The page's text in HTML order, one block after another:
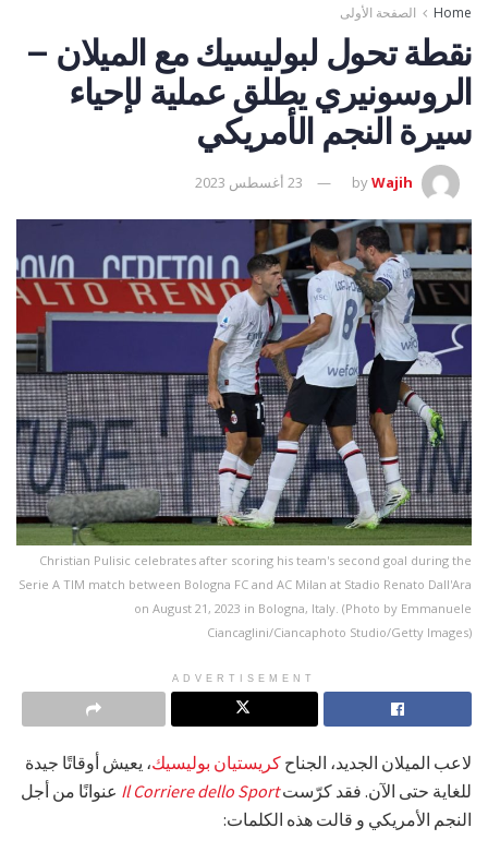
Home الصفحة الأولى
نقطة تحول لبوليسيك مع الميلان –
الروسونيري يطلق عملية لإحياء
سيرة النجم الأمريكي
byWajih 23 أغسطس 2023
Christian Pulisic celebrates after scoring his team's second goal during the
Serie A TIM match between Bologna FC and AC Milan at Stadio Renato Dall'Ara
on August 21, 2023 in Bologna, Italy. (Photo by Emmanuele
Ciancaglini/Ciancaphoto Studio/Getty Images)
ADVERTISEMENT
لاعب الميلان الجديد، الجناح كريستيان بوليسيك، يعيش أوقاتًا جيدة
للغاية حتى الآن. فقد كرّستIl Corriere dello Sport
عنوانًا من أجل
النجم الأمريكي و قالت هذه الكلمات: